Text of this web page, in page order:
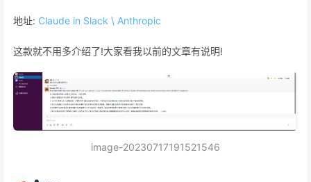
地址: Claude in Slack \ Anthropic
这款就不用多介绍了!大家看我以前的文章有说明!
image-20230717191521546